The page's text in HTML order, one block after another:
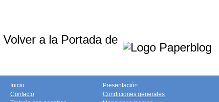
Volver a la Portada de
Inicio
Contacto
Presentación
Condiciones generales